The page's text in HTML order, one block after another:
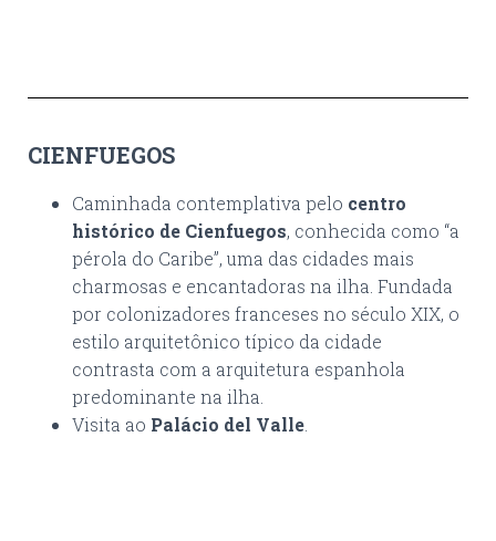
CIENFUEGOS
Caminhada contemplativa pelo centro
histórico de Cienfuegos, conhecida como “a
pérola do Caribe”, uma das cidades mais
charmosas e encantadoras na ilha. Fundada
por colonizadores franceses no século XIX, o
estilo arquitetônico típico da cidade
contrasta com a arquitetura espanhola
predominante na ilha.
Visita ao Palácio del Valle